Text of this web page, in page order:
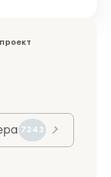
7243